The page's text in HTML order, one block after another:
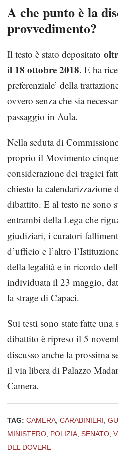
A che punto è la
provvedimento?
Il testo è stato depositato
il 18 ottobre 2018. E ha
preferenziale’ della
ovvero senza che sia
passaggio in Aula.
Nella seduta di
proprio il Movimento cinque
considerazione dei tragici
chiesto la
dibattito. E al testo ne sono
entrambi della Lega che
giudiziari, i curatori
d’ufficio e l’altro
della legalità e in ricordo
individuata il 23 maggio,
la strage di Capaci.
Sui testi sono state fatte
dibattito è ripreso il 5
discusso anche la prossima
il via libera di Palazzo
Camera.
TAG: CAMERA CARABINIERI
MINISTERO POLIZIA SENATO
DEL DOVERE